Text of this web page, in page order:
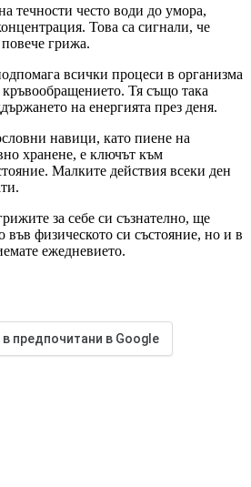
течности често води до умора,
Това са сигнали, че
грижа.
всички процеси в организма
Тя също така
на енергията през деня.
навици, като пиене на
хранене, е ключът към
Малките действия всеки ден
за себе си съзнателно, ще
във физическото си състояние, но и в
ежедневието.
предпочитани в Google